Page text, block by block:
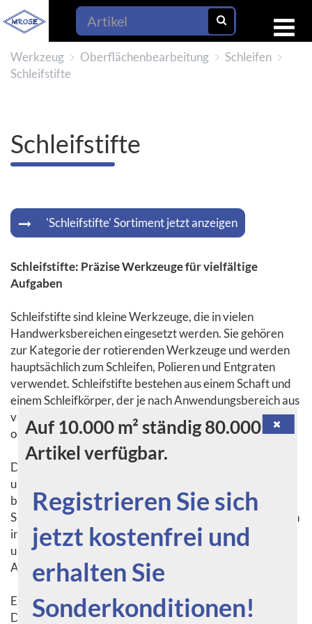
Werkzeug Oberflächenbearbeitung
Schleifen
Schleifstifte
Schleifstifte
'Schleifstifte' Sortiment jetzt anzeigen
Schleifstifte: Präzise Werkzeuge für vielfältige
Aufgaben
Schleifstifte sind kleine Werkzeuge, die in vielen
Handwerksbereichen eingesetzt werden. Sie gehören
zur Kategorie der rotierenden Werkzeuge und werden
hauptsächlich zum Schleifen, Polieren und Entgraten
verwendet. Schleifstifte bestehen aus einem Schaft und
einem Schleifkörper, der je nach Anwendungsbereich aus
verschiedenen Materialien wie Schleifpapier, Diamant
oder Hartmetall besteht.
Die Vielfalt der Schleifstifte ermöglicht es, sie für
unterschiedliche Aufgaben einzusetzen. Sie werden
beispielsweise in der Metallverarbeitung eingesetzt, um
Schweißnähte zu glätten oder Kanten zu entgraten. Auch
in der Holzbearbeitung finden Schleifstifte Verwendung,
um unebene Oberflächen zu glätten oder kleine
Aussparungen zu schleifen.
Ein großer Vorteil von Schleifstiften ist ihre Präzision.
Dank ihrer kompakten Größe können sie auch an schwer
Auf 10.000 m² ständig 80.000
Artikel verfügbar.
Registrieren Sie sich
jetzt kostenfrei und
erhalten Sie
Sonderkonditionen!